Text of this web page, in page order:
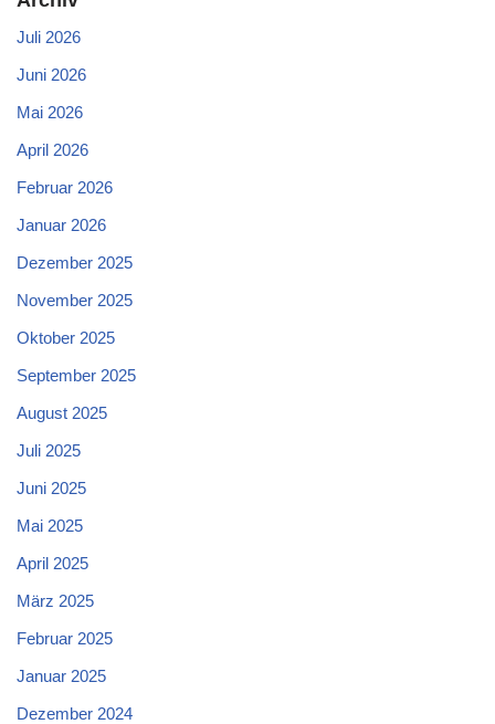
Juli 2026
Juni 2026
Mai 2026
April 2026
Februar 2026
Januar 2026
Dezember 2025
November 2025
Oktober 2025
September 2025
August 2025
Juli 2025
Juni 2025
Mai 2025
April 2025
März 2025
Februar 2025
Januar 2025
Dezember 2024